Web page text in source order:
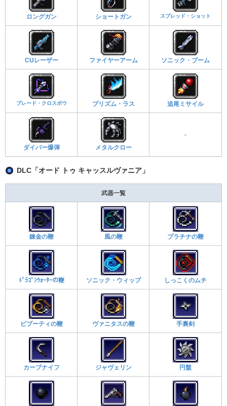
ロングガン ショートガン スプレッド・ショット
CUレーザー ファイヤーアーム ソニック・ブーム
ブレード・クロスボウ プリズム・ラス 追尾ミサイル
ダイバー爆弾 メタルクロー
-
DLC「オード トゥ キャッスルヴァニア」
武器一覧
錬金の鞭 風の鞭 プラチナの鞭
ﾄﾞﾗｺﾞﾝｳｫｰﾀｰの鞭 ソニック・ウィップ しっこくのムチ
ビブーティの鞭 ヴァニタスの鞭 手裏剣
カーブナイフ ジャヴェリン 円盤